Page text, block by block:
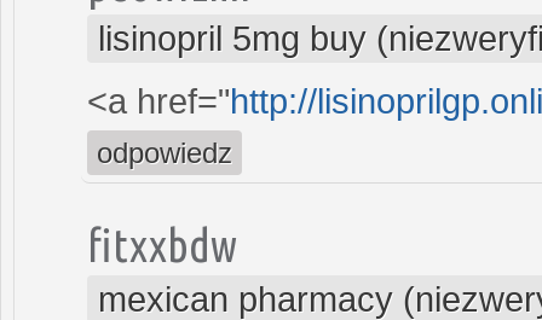
lisinopril 5mg buy
<a href="http://
odpowiedz
fitxxbdw
mexican pharmacy